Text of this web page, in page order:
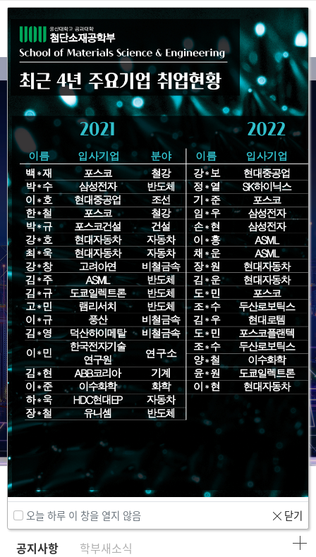
오늘 하루 이 창을 열지 않음 닫기
Community
공지사항 학부새소식